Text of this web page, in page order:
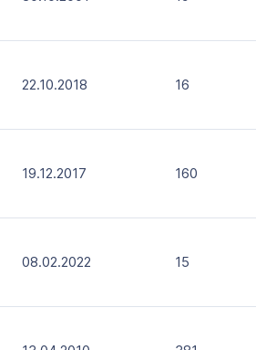
22.10.2018 16
19.12.2017 160
08.02.2022 15